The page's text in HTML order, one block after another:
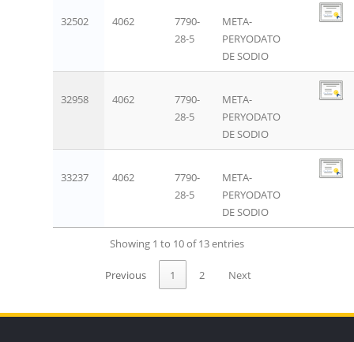
32502 4062
7790-
28-5
META-
PERYODATO
DE SODIO
32958 4062
7790-
28-5
META-
PERYODATO
DE SODIO
33237 4062
7790-
28-5
META-
PERYODATO
DE SODIO
Showing 1 to 10 of 13 entries
Previous 1 2 Next